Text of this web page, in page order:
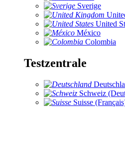
Sverige
United
México
Colombia
Testzentrale
Schweiz
Suisse